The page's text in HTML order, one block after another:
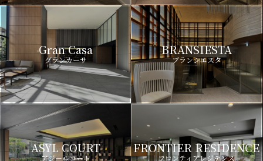
Gran Casa
グランカーサ
BRANSIESTA
ブランシエスタ
ASYL COURT
アジールコート
FRONTIER RESIDENCE
フロンティアレジデンス